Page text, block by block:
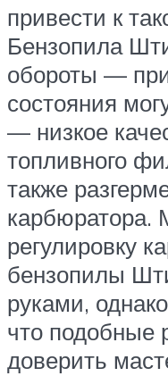
привести к
Бензопила
обороты —
состояния
— низкое
топливного
также
карбюратора.
регулировку
бензопилы
руками,
что подобные
доверить